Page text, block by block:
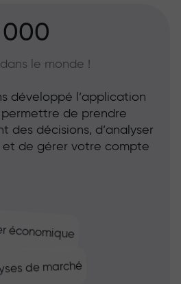
le monde !
économique
de marché
développé l’application
permettre de prendre
des décisions, d’analyser
et de gérer votre compte